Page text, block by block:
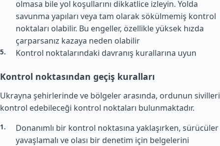
olmasa bile yol koşullarını dikkatlice izleyin. Yolda
savunma yapıları veya tam olarak sökülmemiş kontrol
noktaları olabilir. Bu engeller, özellikle yüksek hızda
çarparsanız kazaya neden olabilir
Kontrol noktalarındaki davranış kurallarına uyun
Kontrol noktasından geçiş kuralları
Ukrayna şehirlerinde ve bölgeler arasında, ordunun sivilleri
kontrol edebileceği kontrol noktaları bulunmaktadır.
Donanımlı bir kontrol noktasına yaklaşırken, sürücüler
yavaşlamalı ve olası bir denetim için belgelerini